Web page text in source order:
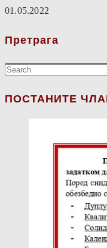
01.05.2022
Претрага
ПОСТАНИТЕ